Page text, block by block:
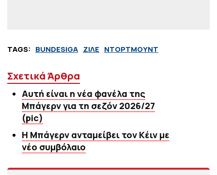
TAGS: BUNDESIGA ΖΙΛΕ ΝΤΟΡΤΜΟΥΝΤ
Σχετικά Άρθρα
Αυτή είναι η νέα φανέλα της
Μπάγερν για τη σεζόν 2026/27
(pic)
Η Μπάγερν ανταμείβει τον Κέιν με
νέο συμβόλαιο